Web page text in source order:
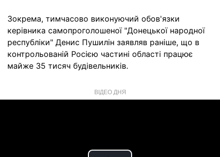
Зокрема, тимчасово виконуючий обов'язки
керівника самопроголошеної "Донецької народної
республіки" Денис Пушилін заявляв раніше, що в
контрольованій Росією частині області працює
майже 35 тисяч будівельників.
ВІДЕО ДНЯ